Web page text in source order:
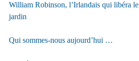
William Robinson, l’Irlandais qui libéra le
jardin
Qui sommes-nous aujourd’hui …